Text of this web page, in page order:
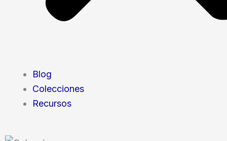
Blog
Colecciones
Recursos